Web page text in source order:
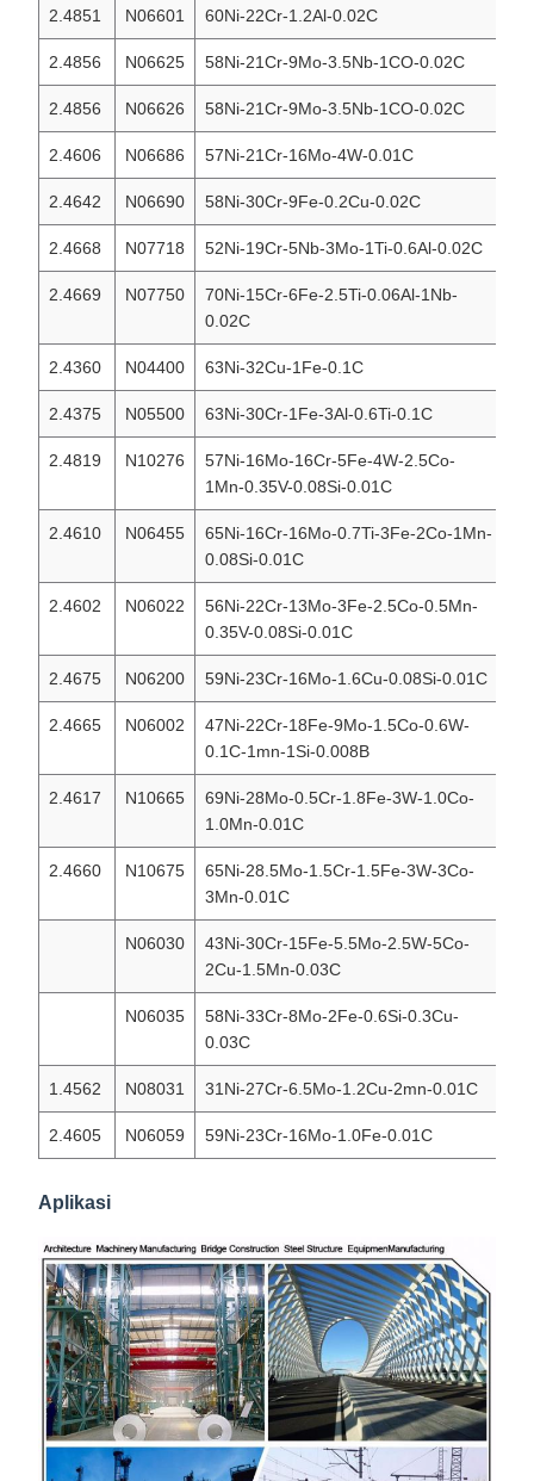
2.4851 N06601 60Ni-22Cr-1.2Al-0.02C
2.4856 N06625 58Ni-21Cr-9Mo-3.5Nb-1CO-0.02C
2.4856 N06626 58Ni-21Cr-9Mo-3.5Nb-1CO-0.02C
2.4606 N06686 57Ni-21Cr-16Mo-4W-0.01C
2.4642 N06690 58Ni-30Cr-9Fe-0.2Cu-0.02C
2.4668 N07718 52Ni-19Cr-5Nb-3Mo-1Ti-0.6Al-0.02C
2.4669 N07750
70Ni-15Cr-6Fe-2.5Ti-0.06Al-1Nb-
0.02C
2.4360 N04400 63Ni-32Cu-1Fe-0.1C
2.4375 N05500 63Ni-30Cr-1Fe-3Al-0.6Ti-0.1C
2.4819 N10276
57Ni-16Mo-16Cr-5Fe-4W-2.5Co-
1Mn-0.35V-0.08Si-0.01C
2.4610 N06455
65Ni-16Cr-16Mo-0.7Ti-3Fe-2Co-1Mn-
0.08Si-0.01C
2.4602 N06022
56Ni-22Cr-13Mo-3Fe-2.5Co-0.5Mn-
0.35V-0.08Si-0.01C
2.4675 N06200 59Ni-23Cr-16Mo-1.6Cu-0.08Si-0.01C
2.4665 N06002
47Ni-22Cr-18Fe-9Mo-1.5Co-0.6W-
0.1C-1mn-1Si-0.008B
2.4617 N10665
69Ni-28Mo-0.5Cr-1.8Fe-3W-1.0Co-
1.0Mn-0.01C
2.4660 N10675
65Ni-28.5Mo-1.5Cr-1.5Fe-3W-3Co-
3Mn-0.01C
N06030
43Ni-30Cr-15Fe-5.5Mo-2.5W-5Co-
2Cu-1.5Mn-0.03C
N06035
58Ni-33Cr-8Mo-2Fe-0.6Si-0.3Cu-
0.03C
1.4562 N08031 31Ni-27Cr-6.5Mo-1.2Cu-2mn-0.01C
2.4605 N06059 59Ni-23Cr-16Mo-1.0Fe-0.01C
Aplikasi